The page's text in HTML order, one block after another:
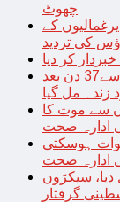
چھوٹ
کے
کی تردید
کر دیا
جسے اللہ رکھے؛ غزہ میں گھر کے ملبے سے37 دن بعد
زندہ مل گیا
سے موت کا
ادارہ صحت
ہوسکتی
ادارہ صحت
دیا، سیکڑوں
گرفتار